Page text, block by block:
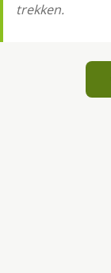
trekken.